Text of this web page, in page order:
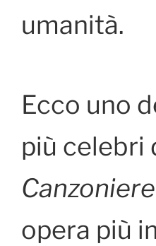
umanità.
Ecco uno
più celebri
Canzoniere
opera più